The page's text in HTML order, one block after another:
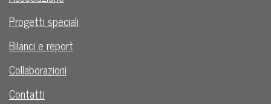
Progetti speciali
Bilanci e report
Collaborazioni
Contatti